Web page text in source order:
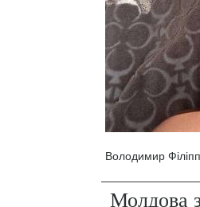
Володимир
Молдова